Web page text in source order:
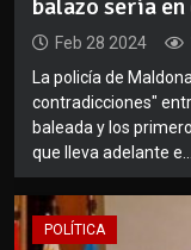
balazo sería
Feb 28 2024
La policía de
contradicciones"
baleada y los
que lleva adelante e...
POLÍTICA